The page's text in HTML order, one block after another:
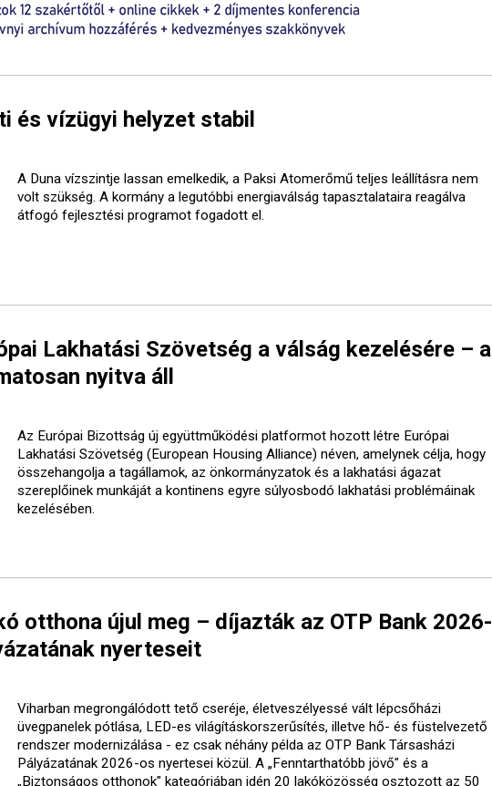
és vízügyi helyzet stabil
A Duna vízszintje lassan emelkedik, a Paksi Atomerőmű teljes leállításra nem
volt szükség. A kormány a legutóbbi energiaválság tapasztalataira reagálva
átfogó fejlesztési programot fogadott el.
Lakhatási Szövetség a válság kezelésére – a
nyitva áll
Az Európai Bizottság új együttműködési platformot hozott létre Európai
Lakhatási Szövetség (European Housing Alliance) néven, amelynek célja, hogy
összehangolja a tagállamok, az önkormányzatok és a lakhatási ágazat
szereplőinek munkáját a kontinens egyre súlyosbodó lakhatási problémáinak
kezelésében.
otthona újul meg – díjazták az OTP Bank 2026-
nyerteseit
Viharban megrongálódott tető cseréje, életveszélyessé vált lépcsőházi
üvegpanelek pótlása, LED-es világításkorszerűsítés, illetve hő- és füstelvezető
rendszer modernizálása - ez csak néhány példa az OTP Bank Társasházi
Pályázatának 2026-os nyertesei közül. A „Fenntarthatóbb jövő" és a
„Biztonságos otthonok" kategóriában idén 20 lakóközösség osztozott az 50